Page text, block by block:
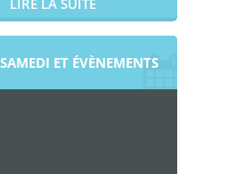
LIRE LA SUITE
ET ÉVÈNEMENTS